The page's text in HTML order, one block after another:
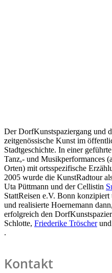
Der DorfKunstspaziergang und
zeitgenössische Kunst im
Stadtgeschichte. In einer
Tanz,- und Musikperformances
Orten) mit ortsspezifische
2005 wurde die KunstRadtour
Uta Püttmann und der Cellistin
StattReisen e.V. Bonn
und realisierte Hoernemann
erfolgreich den
Schlotte, Friederike Tröscherund
.
Kontakt